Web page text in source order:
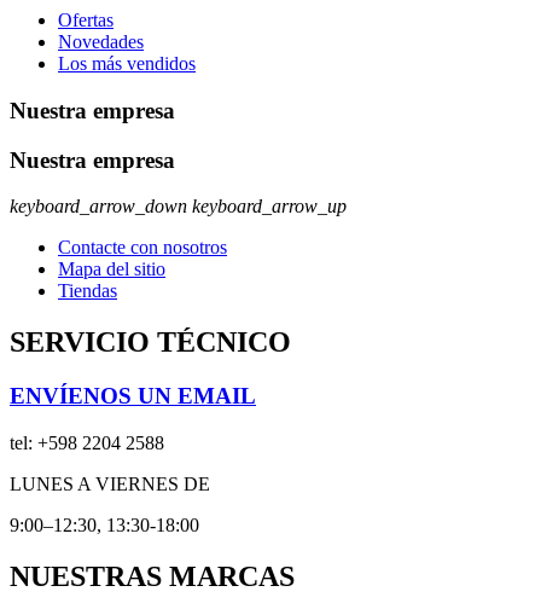
Ofertas
Novedades
Los más vendidos
Nuestra empresa
Nuestra empresa
keyboard_arrow_down keyboard_arrow_up
Contacte con nosotros
Mapa del sitio
Tiendas
SERVICIO TÉCNICO
ENVÍENOS UN EMAIL
tel: +598 2204 2588
LUNES A VIERNES DE
9:00–12:30, 13:30-18:00
NUESTRAS MARCAS